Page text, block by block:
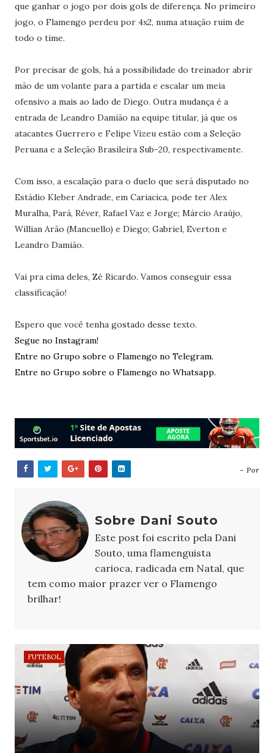
que ganhar o jogo por dois gols de diferença. No primeiro
jogo, o Flamengo perdeu por 4x2, numa atuação ruim de
todo o time.
Por precisar de gols, há a possibilidade do treinador abrir
mão de um volante para a partida e escalar um meia
ofensivo a mais ao lado de Diego. Outra mudança é a
entrada de Leandro Damião na equipe titular, já que os
atacantes Guerrero e Felipe Vizeu estão com a Seleção
Peruana e a Seleção Brasileira Sub-20, respectivamente.
Com isso, a escalação para o duelo que será disputado no
Estádio Kleber Andrade, em Cariacica, pode ter Alex
Muralha, Pará, Réver, Rafael Vaz e Jorge; Márcio Araújo,
Willian Arão (Mancuello) e Diego; Gabriel, Everton e
Leandro Damião.
Vai pra cima deles, Zé Ricardo. Vamos conseguir essa
classificação!
Espero que você tenha gostado desse texto.
Segue no Instagram!
Entre no Grupo sobre o Flamengo no Telegram.
Entre no Grupo sobre o Flamengo no Whatsapp.
- Por
Sobre Dani Souto
Este post foi escrito pela Dani
Souto, uma flamenguista
carioca, radicada em Natal, que
tem como maior prazer ver o Flamengo
brilhar!
FUTEBOL